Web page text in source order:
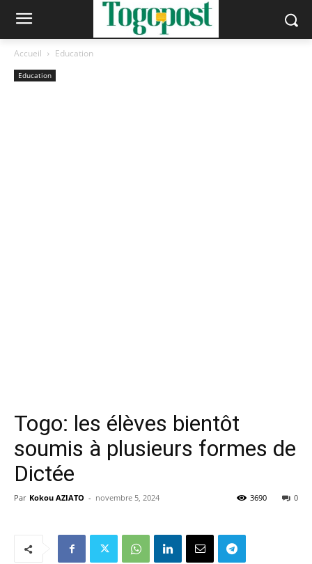
Accueil Education
Education
Togo: les élèves bientôt
soumis à plusieurs formes de
Dictée
Par Kokou AZIATO - novembre 5, 2024 0
3690